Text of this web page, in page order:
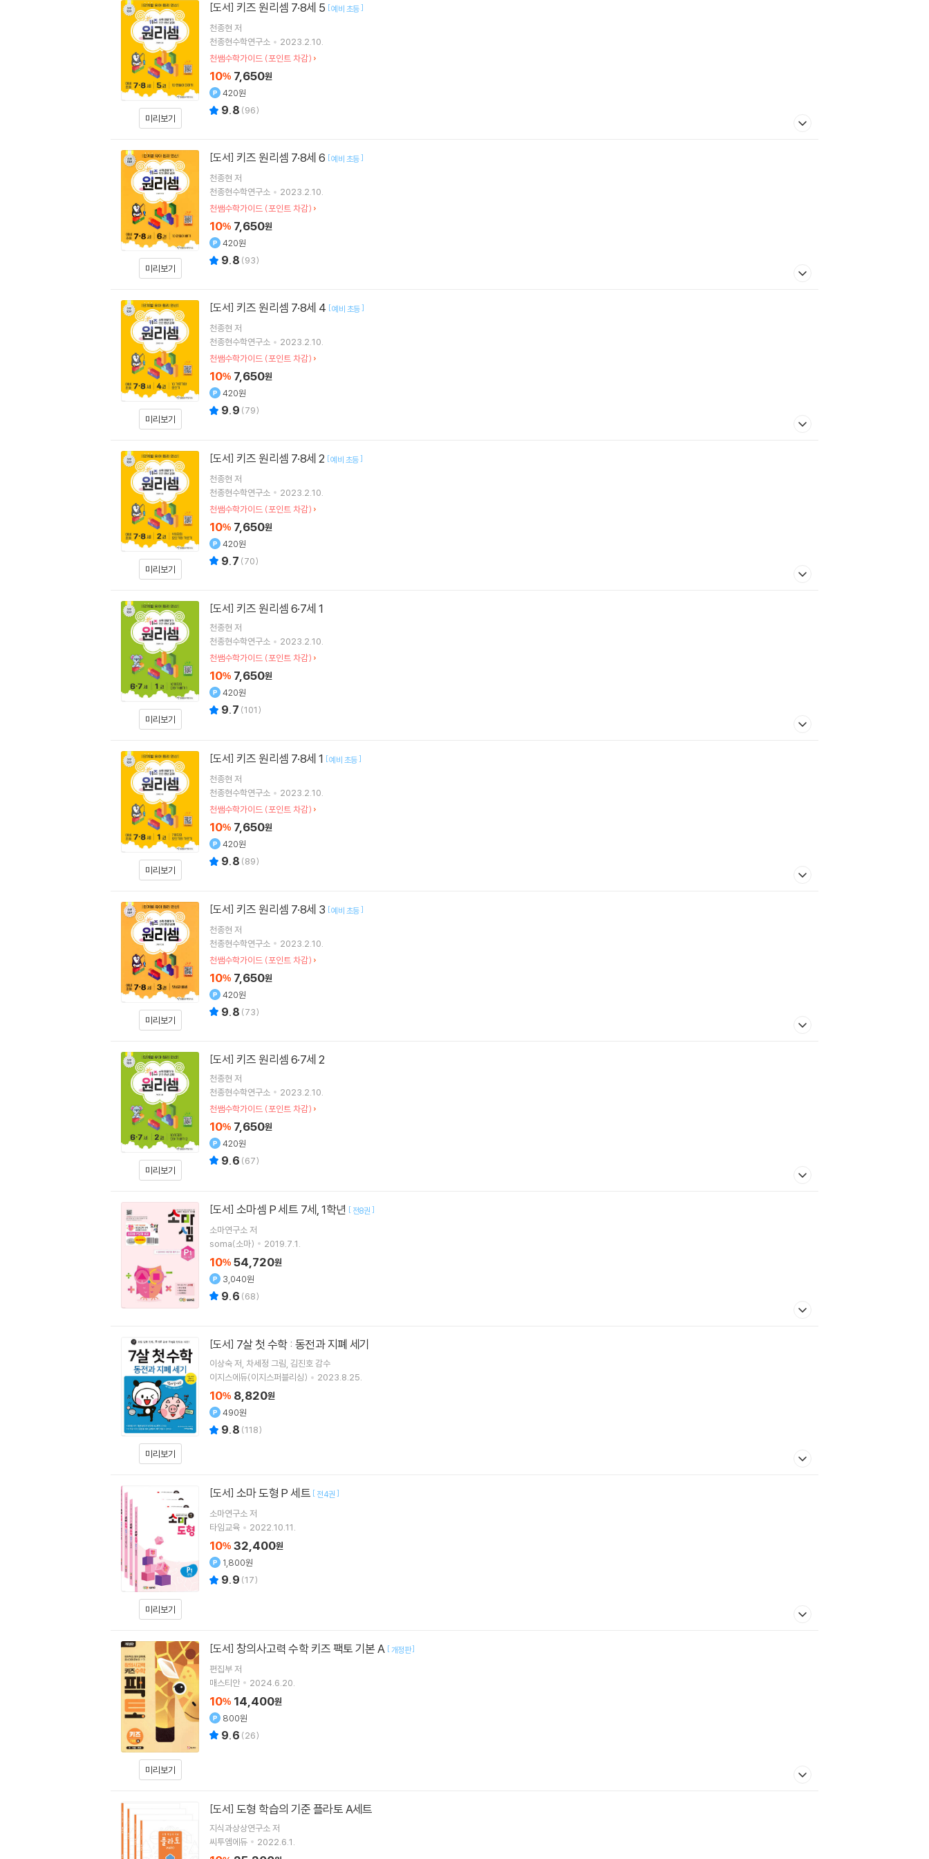
미리보기
[도서] 키즈 원리셈 7·8세 5 [예비 초등]
천종현 저
천종현수학연구소
2023.2.10.
천쌤수학가이드 (포인트 차감)
10% 7,650원
420원
9.8 (96)
미리보기
[도서] 키즈 원리셈 7·8세 6 [예비 초등]
천종현 저
천종현수학연구소
2023.2.10.
천쌤수학가이드 (포인트 차감)
10% 7,650원
420원
9.8 (93)
미리보기
[도서] 키즈 원리셈 7·8세 4 [예비 초등]
천종현 저
천종현수학연구소
2023.2.10.
천쌤수학가이드 (포인트 차감)
10% 7,650원
420원
9.9 (79)
미리보기
[도서] 키즈 원리셈 7·8세 2 [예비 초등]
천종현 저
천종현수학연구소
2023.2.10.
천쌤수학가이드 (포인트 차감)
10% 7,650원
420원
9.7 (70)
미리보기
[도서] 키즈 원리셈 6·7세 1
천종현 저
천종현수학연구소
2023.2.10.
천쌤수학가이드 (포인트 차감)
10% 7,650원
420원
9.7 (101)
미리보기
[도서] 키즈 원리셈 7·8세 1 [예비 초등]
천종현 저
천종현수학연구소
2023.2.10.
천쌤수학가이드 (포인트 차감)
10% 7,650원
420원
9.8 (89)
미리보기
[도서] 키즈 원리셈 7·8세 3 [예비 초등]
천종현 저
천종현수학연구소
2023.2.10.
천쌤수학가이드 (포인트 차감)
10% 7,650원
420원
9.8 (73)
미리보기
[도서] 키즈 원리셈 6·7세 2
천종현 저
천종현수학연구소
2023.2.10.
천쌤수학가이드 (포인트 차감)
10% 7,650원
420원
9.6 (67)
[도서] 소마셈 P 세트 7세, 1학년 [ 전8권 ]
소마연구소 저
soma(소마)
2019.7.1.
10% 54,720원
3,040원
9.6 (68)
미리보기
[도서] 7살 첫 수학 : 동전과 지폐 세기
이상숙저 차세정 그림 김진호감수
이지스에듀(이지스퍼블리싱)
2023.8.25.
10% 8,820원
490원
9.8 (118)
미리보기
[도서] 소마 도형 P 세트 [ 전4권 ]
소마연구소 저
타임교육
2022.10.11.
10% 32,400원
1,800원
9.9 (17)
미리보기
[도서] 창의사고력 수학 키즈 팩토 기본 A [개정판]
편집부 저
매스티안
2024.6.20.
10% 14,400원
800원
9.6 (26)
[도서] 도형 학습의 기준 플라토 A세트
지식과상상연구소 저
씨투엠에듀
2022.6.1.